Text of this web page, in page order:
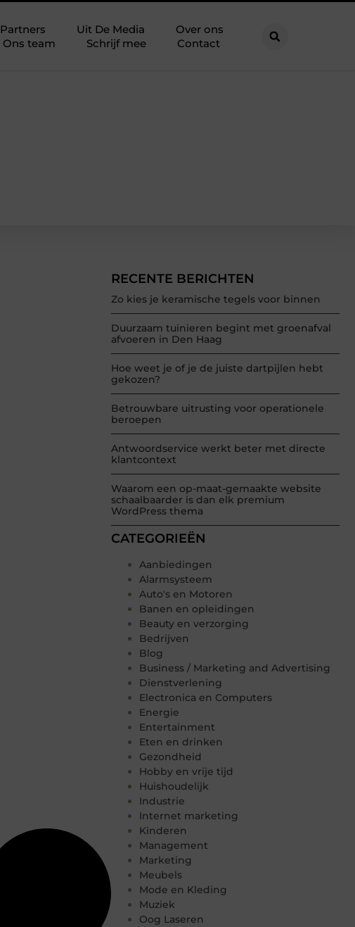
Partners Uit De Media
Over ons
Ons team
Schrijf mee Contact
RECENTE BERICHTEN
Zo kies je keramische tegels voor binnen
Duurzaam tuinieren begint met groenafval
afvoeren in Den Haag
Hoe weet je of je de juiste dartpijlen hebt
gekozen?
Betrouwbare uitrusting voor operationele
beroepen
Antwoordservice werkt beter met directe
klantcontext
Waarom een op-maat-gemaakte website
schaalbaarder is dan elk premium
WordPress thema
CATEGORIEËN
Aanbiedingen
Alarmsysteem
Auto's en Motoren
Banen en opleidingen
Beauty en verzorging
Bedrijven
Blog
Business / Marketing and Advertising
Dienstverlening
Electronica en Computers
Energie
Entertainment
Eten en drinken
Gezondheid
Hobby en vrije tijd
Huishoudelijk
Industrie
Internet marketing
Kinderen
Management
Marketing
Meubels
Mode en Kleding
Muziek
Oog Laseren